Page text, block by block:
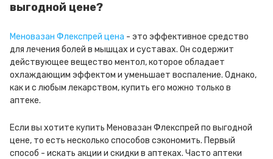
выгодной цене?
Меновазан Флекспрей цена - это эффективное средство
для лечения болей в мышцах и суставах. Он содержит
действующее вещество ментол, которое обладает
охлаждающим эффектом и уменьшает воспаление. Однако,
как и с любым лекарством, купить его можно только в
аптеке.
Если вы хотите купить Меновазан Флекспрей по выгодной
цене, то есть несколько способов сэкономить. Первый
способ - искать акции и скидки в аптеках. Часто аптеки